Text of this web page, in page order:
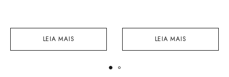
LEIA MAIS LEIA MAIS